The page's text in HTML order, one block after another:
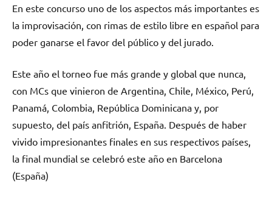
En este concurso uno de los aspectos más importantes es
la improvisación, con rimas de estilo libre en español para
poder ganarse el favor del público y del jurado.
Este año el torneo fue más grande y global que nunca,
con MCs que vinieron de Argentina, Chile, México, Perú,
Panamá, Colombia, República Dominicana y, por
supuesto, del país anfitrión, España. Después de haber
vivido impresionantes finales en sus respectivos países,
la final mundial se celebró este año en Barcelona
(España)